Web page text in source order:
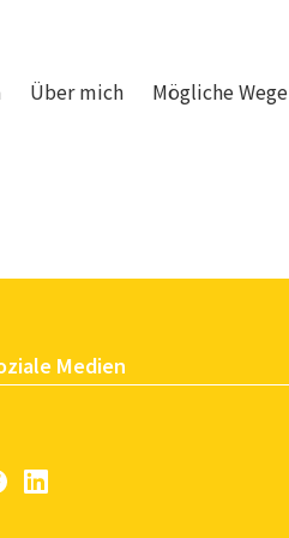
Über mich Mögliche Wege
Medien
Facebook
LinkedIn